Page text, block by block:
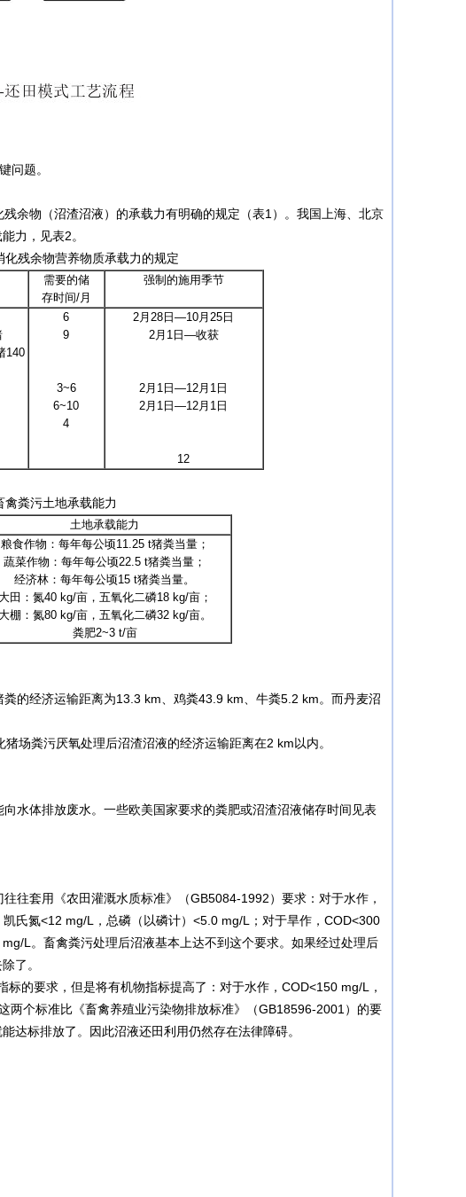
问题。
余物（沼渣沼液）的承载力有明确的规定（表1）。我国上海、北京
力，见表2。
残余物营养物质承载力的规定
需要的储
存时间/月
强制的施用季节
140
6
9
3~6
6~10
4
2月28日—10月25日
2月1日—收获
2月1日—12月1日
2月1日—12月1日
12
粪污土地承载能力
土地承载能力
粮食作物：每年每公顷11.25 t猪粪当量；
蔬菜作物：每年每公顷22.5 t猪粪当量；
经济林：每年每公顷15 t猪粪当量。
大田：氮40 kg/亩，五氧化二磷18 kg/亩；
大棚：氮80 kg/亩，五氧化二磷32 kg/亩。
粪肥2~3 t/亩
的经济运输距离为13.3 km、鸡粪43.9 km、牛粪5.2 km。而丹麦沼
场粪污厌氧处理后沼渣沼液的经济运输距离在2 km以内。
水体排放废水。一些欧美国家要求的粪肥或沼渣沼液储存时间见表
往套用《农田灌溉水质标准》（GB5084-1992）要求：对于水作，
氏氮<12 mg/L，总磷（以磷计）<5.0 mg/L；对于旱作，COD<300
L。畜禽粪污处理后沼液基本上达不到这个要求。如果经过处理后
了。
的要求，但是将有机物指标提高了：对于水作，COD<150 mg/L，
个标准比《畜禽养殖业污染物排放标准》（GB18596-2001）的要
达标排放了。因此沼液还田利用仍然存在法律障碍。